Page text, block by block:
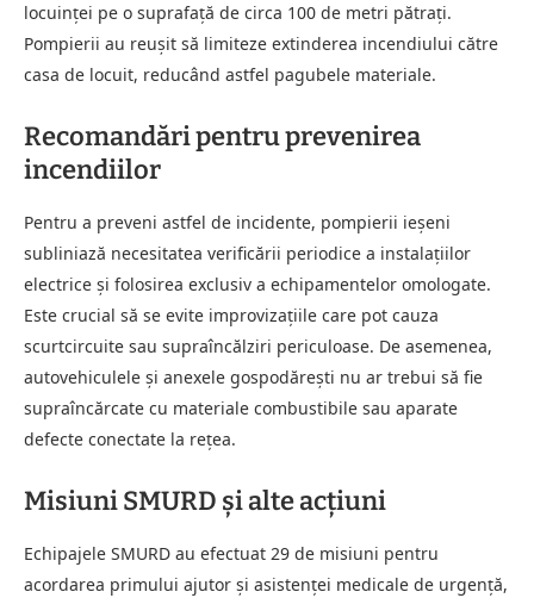
locuinței pe o suprafață de circa 100 de metri pătrați.
Pompierii au reușit să limiteze extinderea incendiului către
casa de locuit, reducând astfel pagubele materiale.
Recomandări pentru prevenirea
incendiilor
Pentru a preveni astfel de incidente, pompierii ieșeni
subliniază necesitatea verificării periodice a instalațiilor
electrice și folosirea exclusiv a echipamentelor omologate.
Este crucial să se evite improvizațiile care pot cauza
scurtcircuite sau supraîncălziri periculoase. De asemenea,
autovehiculele și anexele gospodărești nu ar trebui să fie
supraîncărcate cu materiale combustibile sau aparate
defecte conectate la rețea.
Misiuni SMURD și alte acțiuni
Echipajele SMURD au efectuat 29 de misiuni pentru
acordarea primului ajutor și asistenței medicale de urgență,